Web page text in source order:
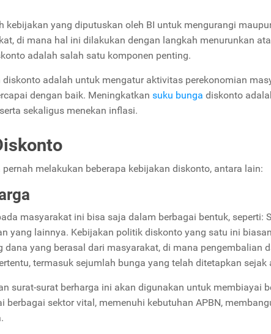
kebijakan yang diputuskan oleh BI untuk mengurangi
di mana hal ini dilakukan dengan langkah menurunkan
adalah salah satu komponen penting.
adalah untuk mengatur aktivitas perekonomian
dengan baik. Meningkatkan suku bunga diskonto
sekaligus menekan inflasi.
melakukan beberapa kebijakan diskonto, antara lain:
masyarakat ini bisa saja dalam berbagai bentuk, seperti:
yang lainnya. Kebijakan politik diskonto yang satu ini
dana yang berasal dari masyarakat, di mana pengembalian
termasuk sejumlah bunga yang telah ditetapkan sejak
surat-surat berharga ini akan digunakan untuk membiayai
berbagai sektor vital, memenuhi kebutuhan APBN,